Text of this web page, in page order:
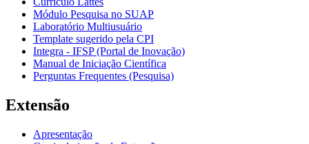
Módulo Pesquisa no SUAP
Laboratório Multiusuário
Template sugerido pela CPI
Integra - IFSP (Portal de Inovação)
Manual de Iniciação Científica
Perguntas Frequentes (Pesquisa)
Extensão
Apresentação